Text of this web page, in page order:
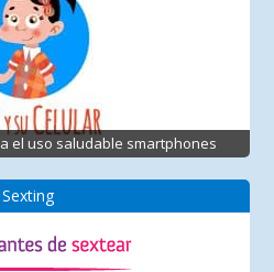
el uso saludable smartphones
Sexting